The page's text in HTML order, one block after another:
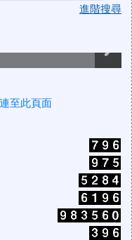
進階搜尋